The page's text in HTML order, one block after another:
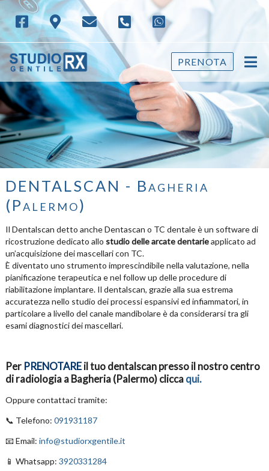
PRENOTA
DENTALSCAN - Bagheria
(Palermo)
Il Dentalscan detto anche Dentascan o TC dentale è un software di
ricostruzione dedicato allo studio delle arcate dentarieapplicato ad
un’acquisizione dei mascellari con TC.
È diventato uno strumento imprescindibile nella valutazione, nella
pianificazione terapeutica e nel follow up delle procedure di
riabilitazione implantare. Il dentalscan, grazie alla sua estrema
accuratezza nello studio dei processi espansivi ed infiammatori, in
particolare a livello del canale mandibolare è da considerarsi tra gli
esami diagnostici dei mascellari.
Per PRENOTAREil tuo dentalscan presso il nostro centro
di radiologia a Bagheria (Palermo) cliccaqui.
Oppure contattaci tramite:
📞 Telefono: 091931187
📧 Email: info@studiorxgentile.it
📱 Whatsapp: 3920331284